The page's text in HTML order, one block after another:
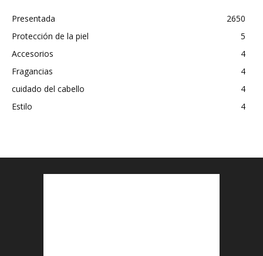
Presentada
2650
Protección de la piel
5
Accesorios
4
Fragancias
4
cuidado del cabello
4
Estilo
4